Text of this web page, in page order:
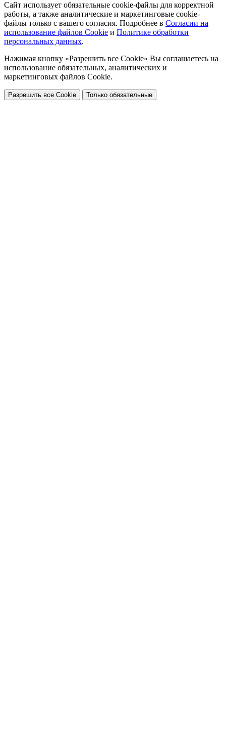
Сайт использует обязательные cookie-файлы для корректной
работы, а также аналитические и маркетинговые cookie-
файлы только с вашего согласия. Подробнее в Согласии на
использование файлов Cookie и Политике обработки
персональных данных.
Нажимая кнопку «Разрешить все Cookie» Вы соглашаетесь на
использование обязательных, аналитических и
маркетинговых файлов Cookie.
Разрешить все Cookie Только обязательные